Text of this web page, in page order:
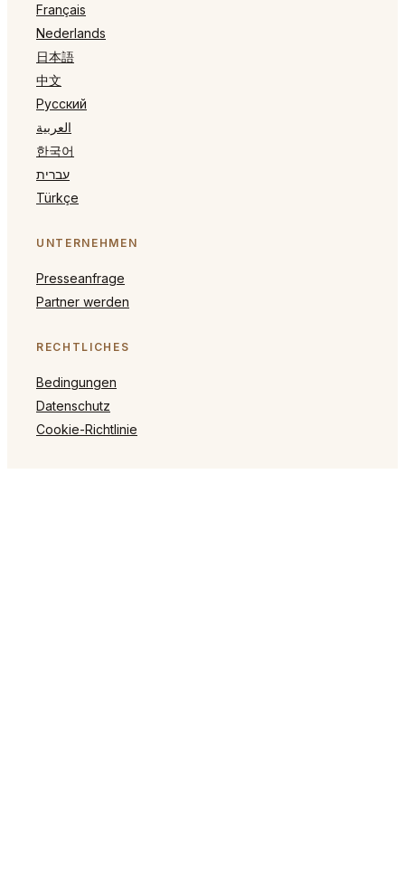
Français
Nederlands
日本語
中文
Русский
العربية
한국어
עברית
Türkçe
UNTERNEHMEN
Presseanfrage
Partner werden
RECHTLICHES
Bedingungen
Datenschutz
Cookie-Richtlinie